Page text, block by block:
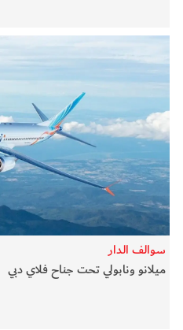
فيديو
كل الأقسام
أبناء الديرة
الفرجان
تكنولوجيا
من العالم
سوالف الدار
ميلانو ونابولي تحت جناح فلاي دبي